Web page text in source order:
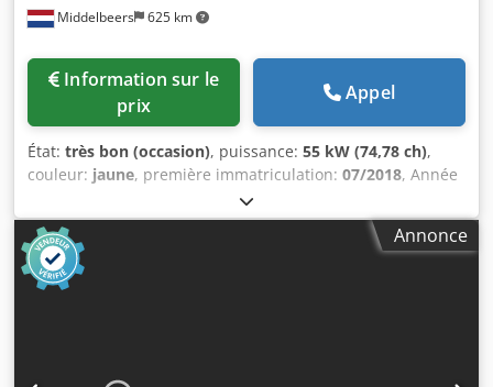
Middelbeers 625 km
prix
Appel
État: très bon (occasion), puissance: 55 kW (74,78 ch),
couleur: jaune, première immatriculation: 07/2018, Année
, heures de fonctionnement:
Équipement:cabine, ordinateur de bord, Année du
modèle : 2018 Nombre de cylindres : 3 Poids à vide : 6 460
kg Nombre de soupapes : 3 Marquage CE : oui État
technique : très bon État visuel : très bon Prix : Sur
Annonce